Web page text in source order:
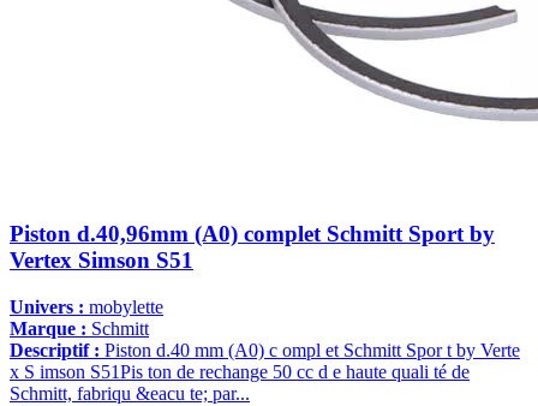
Piston d.40,96mm (A0) complet Schmitt Sport by
Vertex Simson S51
Univers : mobylette
Marque : Schmitt
Descriptif : Piston d.40 mm (A0) c ompl et Schmitt Spor t by Verte
x S imson S51Pis ton de rechange 50 cc d e haute quali té de
Schmitt, fabriqu &eacu te; par...